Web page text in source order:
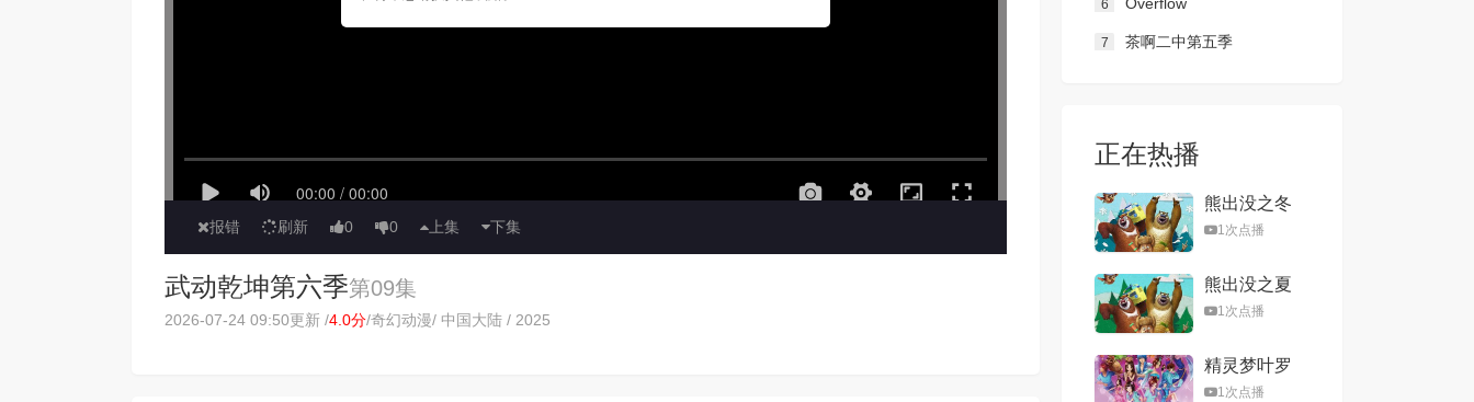
报错 刷新 0 0 上集 下集
武动乾坤第六季第09集
2026-07-24 09:50更新 /4.0分/奇幻动漫/ 中国大陆 / 2025
6
7 茶啊二中第五季
正在热播
熊出没之冬
日乐翻天
1次点播
熊出没之夏
日连连看
1次点播
精灵梦叶罗
丽第一季
1次点播